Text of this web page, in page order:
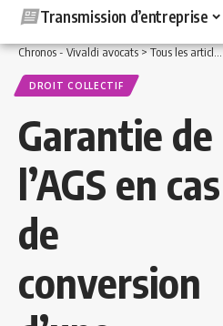
Transmission d’entreprise
Chronos - Vivaldi avocats>Tous les articles
DROIT COLLECTIF
Garantie de
l’AGS en cas
de
conversion